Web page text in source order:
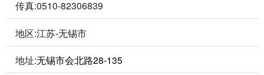
传真:0510-82306839
地区:江苏-无锡市
地址:无锡市会北路28-135